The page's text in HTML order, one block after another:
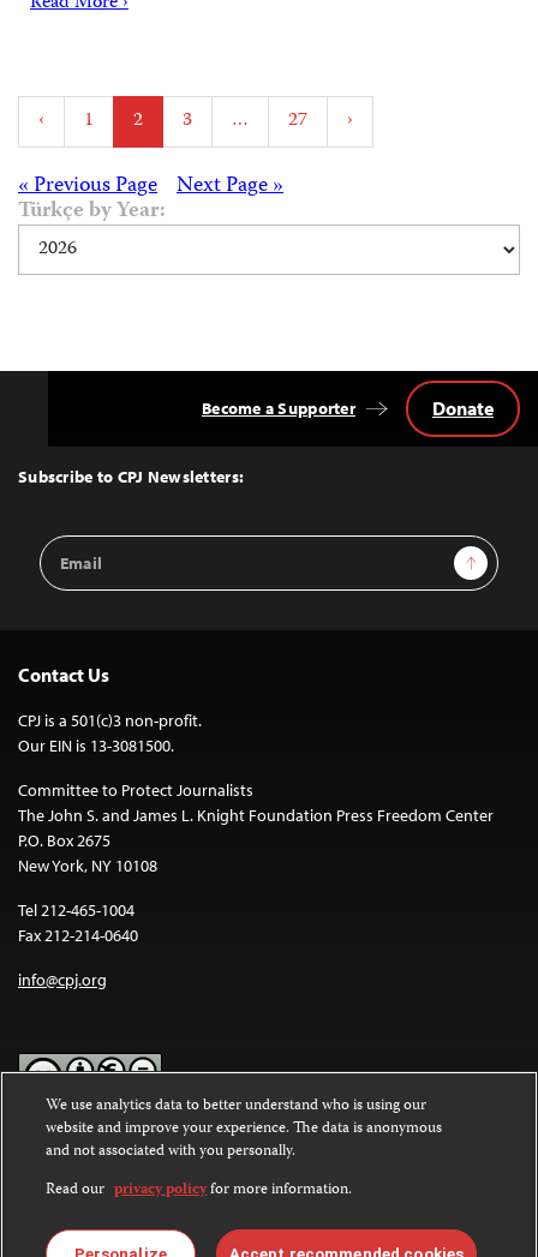
Posts
pagination
‹ 1 2 3 … 27 ›
Posts
navigation
Next Page »
« Previous Page
Türkçe by Year:
Top
Subscribe to CPJ Newsletters:
Email
Address
Sign Up
Become a Supporter Donate
Contact Us
CPJ is a 501(c)3 non-profit.
Our EIN is 13-3081500.
Committee to Protect Journalists
The John S. and James L. Knight Foundation Press Freedom Center
P.O. Box 2675
New York, NY 10108
Tel 212-465-1004
Fax 212-214-0640
info@cpj.org
Except where noted, text on this website is licensed under a
Commons Attribution-NonCommercial-NoDerivatives 4.0
International License.
Images and other media are not covered by the Creative Commons
We use analytics data to better understand who is using our
website and improve your experience. The data is anonymous
and not associated with you personally.
Read our privacy policyfor more information.